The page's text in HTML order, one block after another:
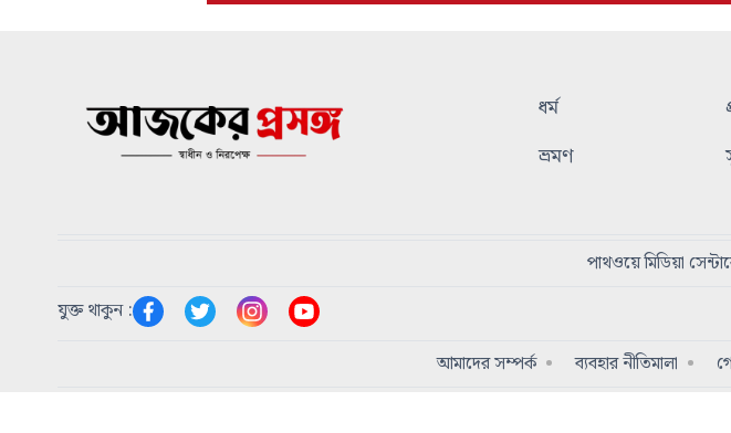
ধর্ম
ভ্রমণ
পাথওয়ে মিডিয়া
যুক্ত থাকুন :
আমাদের সম্পর্ক
ব্যবহার নীতিমালা